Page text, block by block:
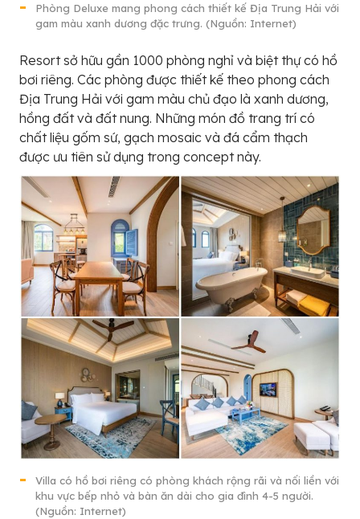
Phòng Deluxe mang phong cách thiết kế Địa Trung Hải với
gam màu xanh dương đặc trưng. (Nguồn: Internet)
Resort sở hữu gần 1000 phòng nghỉ và biệt thự có hồ
bơi riêng. Các phòng được thiết kế theo phong cách
Địa Trung Hải với gam màu chủ đạo là xanh dương,
hồng đất và đất nung. Những món đồ trang trí có
chất liệu gốm sứ, gạch mosaic và đá cẩm thạch
được ưu tiên sử dụng trong concept này.
Villa có hồ bơi riêng có phòng khách rộng rãi và nối liền với
khu vực bếp nhỏ và bàn ăn dài cho gia đình 4-5 người.
(Nguồn: Internet)